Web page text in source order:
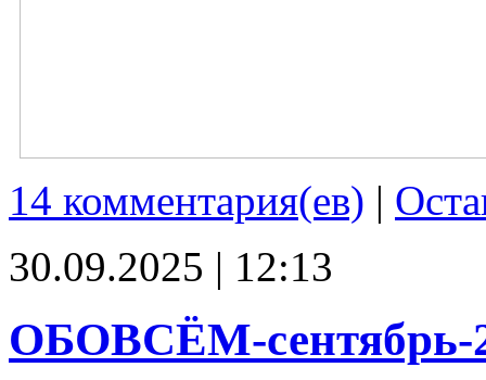
14 комментария(ев) |
30.09.2025 | 12:13
ОБОВСЁМ-сентябрь-